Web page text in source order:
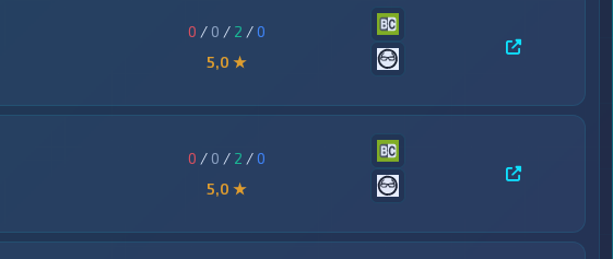
0 / 0 / 2 /0
5,0 ★
0 / 0 / 2 /0
5,0 ★